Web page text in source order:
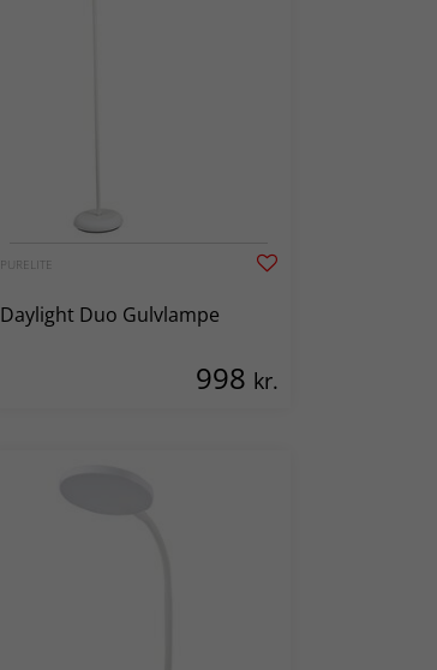
PURELITE
Daylight Duo Gulvlampe
998 kr.